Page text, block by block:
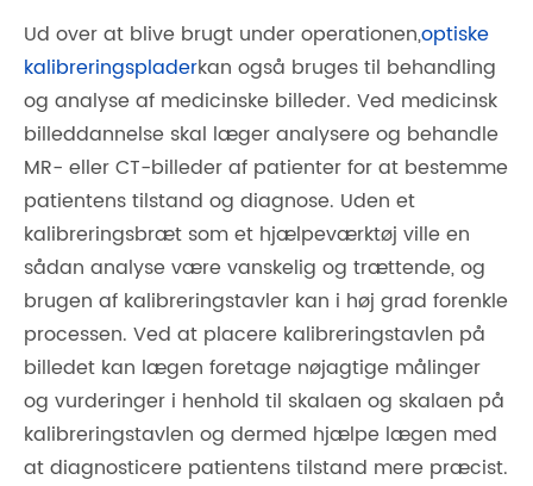
Ud over at blive brugt under operationen,optiske
kalibreringspladerkan også bruges til behandling
og analyse af medicinske billeder. Ved medicinsk
billeddannelse skal læger analysere og behandle
MR- eller CT-billeder af patienter for at bestemme
patientens tilstand og diagnose. Uden et
kalibreringsbræt som et hjælpeværktøj ville en
sådan analyse være vanskelig og trættende, og
brugen af ​​kalibreringstavler kan i høj grad forenkle
processen. Ved at placere kalibreringstavlen på
billedet kan lægen foretage nøjagtige målinger
og vurderinger i henhold til skalaen og skalaen på
kalibreringstavlen og dermed hjælpe lægen med
at diagnosticere patientens tilstand mere præcist.